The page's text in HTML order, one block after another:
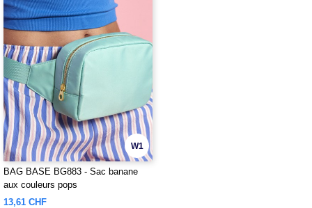
W1
BAG BASE BG883 - Sac banane
aux couleurs pops
13,61 CHF